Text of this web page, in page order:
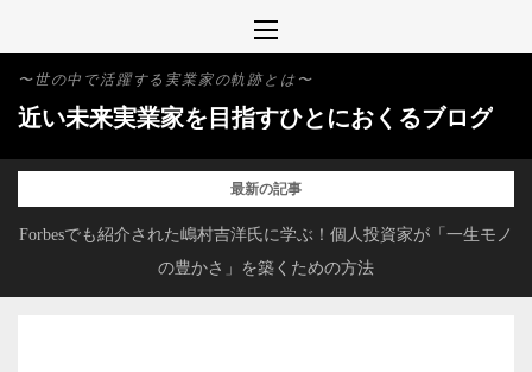
content
〜世の中で活躍する実業家の軌跡とは〜
近い未来実業家を目指すひとにおくるブログ
最新の記事
Forbesでも紹介された嶋村吉洋氏に学ぶ！個人投資家が「一生モノ
の豊かさ」を築くための方法